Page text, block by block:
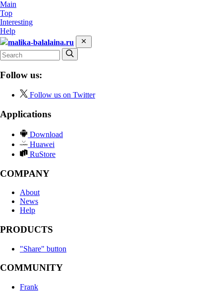
Main
Top
Interesting
Help
malika-balalaina.ru
Follow us:
Follow us on Twitter
Applications
Download
Huawei
RuStore
COMPANY
About
News
Help
PRODUCTS
"Share" button
COMMUNITY
Frank